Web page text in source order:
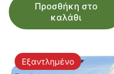
Προσθήκη στο
καλάθι
Εξαντλημένο